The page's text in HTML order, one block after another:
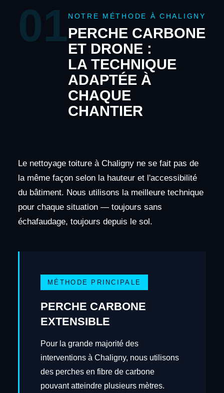
01 NOTRE MÉTHODE À CHALIGNY
PERCHE CARBONE
ET DRONE :
LA TECHNIQUE
ADAPTÉE À
CHAQUE
CHANTIER
Le nettoyage toiture à Chaligny ne se fait pas de
la même façon selon la hauteur et l'accessibilité
du bâtiment. Nous utilisons la meilleure technique
pour chaque situation — toujours sans
échafaudage, toujours depuis le sol.
MÉTHODE PRINCIPALE
PERCHE CARBONE
EXTENSIBLE
Pour la grande majorité des
interventions à Chaligny, nous utilisons
des perches en fibre de carbone
pouvant atteindre plusieurs mètres.